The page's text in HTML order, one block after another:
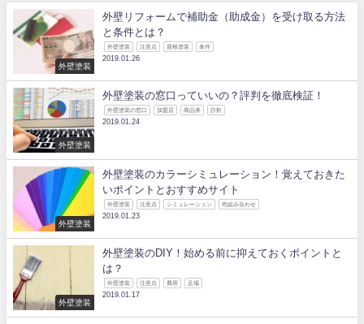
外壁塗装
外壁リフォームで補助金（助成金）を受け取る方法
と条件とは？
外壁塗装 注意点 屋根塗装 条件
2019.01.26
外壁塗装
外壁塗装の窓口っていいの？評判を徹底検証！
外壁塗装の窓口 加盟店 商品券 詐欺
2019.01.24
外壁塗装
外壁塗装のカラーシミュレーション！覚えておきた
いポイントとおすすめサイト
外壁塗装 注意点 シミュレーション 色組み合わせ
2019.01.23
外壁塗装
外壁塗装のDIY！始める前に抑えておくポイントと
は？
外壁塗装 注意点 費用 足場
2019.01.17